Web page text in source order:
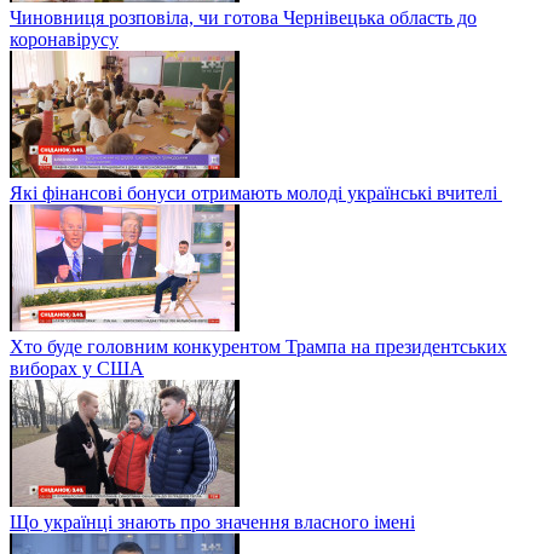
Чиновниця розповіла, чи готова Чернівецька область до
коронавірусу
Які фінансові бонуси отримають молоді українські вчителі
Хто буде головним конкурентом Трампа на президентських
виборах у США
Що українці знають про значення власного імені